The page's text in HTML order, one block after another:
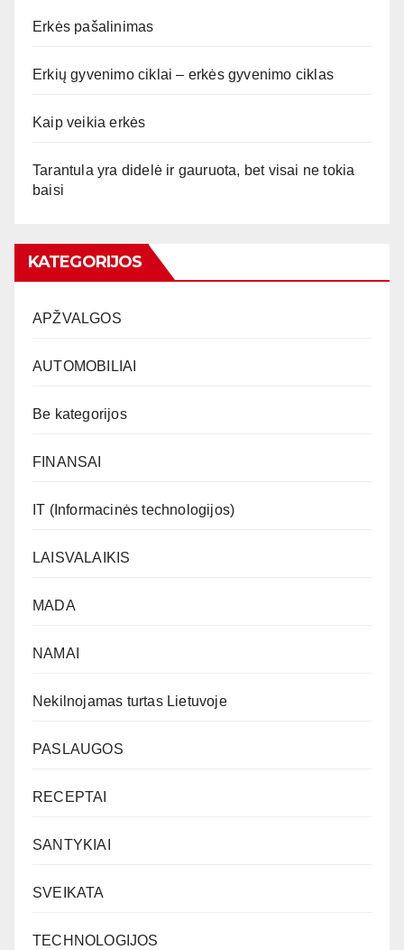
Erkės pašalinimas
Erkių gyvenimo ciklai – erkės gyvenimo ciklas
Kaip veikia erkės
Tarantula yra didelė ir gauruota, bet visai ne tokia
baisi
KATEGORIJOS
APŽVALGOS
AUTOMOBILIAI
Be kategorijos
FINANSAI
IT (Informacinės technologijos)
LAISVALAIKIS
MADA
NAMAI
Nekilnojamas turtas Lietuvoje
PASLAUGOS
RECEPTAI
SANTYKIAI
SVEIKATA
TECHNOLOGIJOS